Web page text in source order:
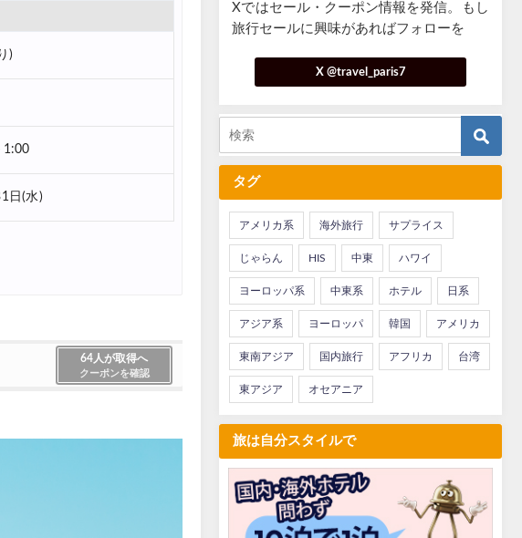
)
1:00
日(水)
64人が取得へ
クーポンを確認
Xではセール・クーポン情報を発信。もし
旅行セールに興味があればフォローを
X @travel_paris7
タグ
アメリカ系 海外旅行 サプライス
じゃらん HIS 中東 ハワイ
ヨーロッパ系 中東系 ホテル 日系
アジア系 ヨーロッパ 韓国 アメリカ
東南アジア 国内旅行 アフリカ 台湾
東アジア オセアニア
旅は自分スタイルで